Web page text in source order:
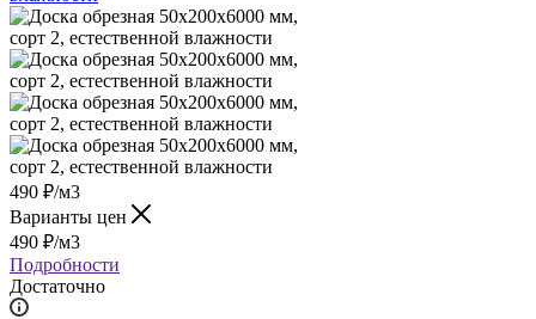
490 ₽/м3
Варианты цен
490 ₽/м3
Подробности
Достаточно